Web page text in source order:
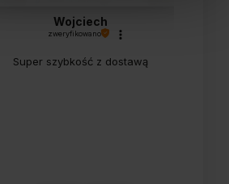
Wojciech
zweryfikowano
Super szybkość z dostawą